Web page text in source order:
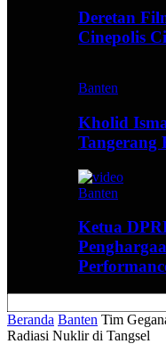
Deretan
Cinepolis
Banten
Kholid
Tangerang
Banten
Ketua
Beranda Banten Tim
Radiasi Nuklir di Tangsel